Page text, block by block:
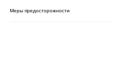
Меры предосторожности